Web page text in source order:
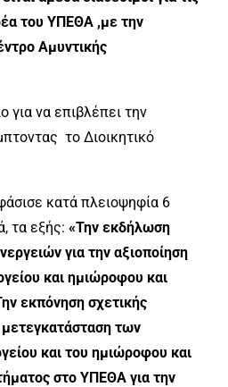
του ΥΠΕΘΑ ,με την
Αμυντικής
για να επιβλέπει την
το Διοικητικό
κατά πλειοψηφία 6
τα εξής: «Την εκδήλωση
για την αξιοποίηση
και ημιώροφου και
εκπόνηση σχετικής
μετεγκατάσταση των
και του ημιώροφου και
στο ΥΠΕΘΑ για την